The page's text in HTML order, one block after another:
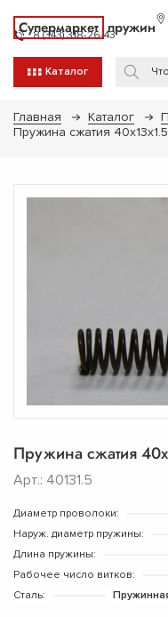
Супермаркет пружин
8 (343) 318-26-43
Каталог
Главная Каталог
Пружина сжатия 40х13х1.5
Пружина сжатия
Арт.: 40131.5
Диаметр проволоки:
Наруж. диаметр пружины:
Длина пружины:
Рабочее число витков:
Сталь: